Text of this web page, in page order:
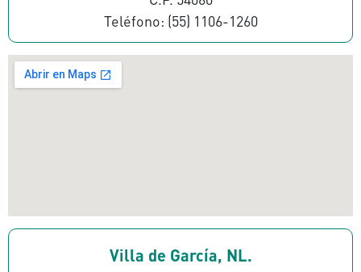
Teléfono: (55) 1106-1260
Villa de García, NL.